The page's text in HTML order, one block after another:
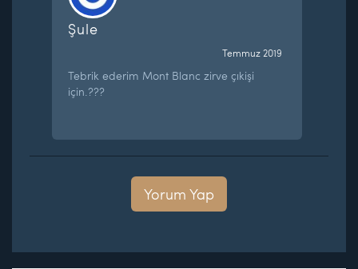
Şule
Temmuz 2019
Tebrik ederim Mont Blanc zirve çıkişi
için.???
Yorum Yap